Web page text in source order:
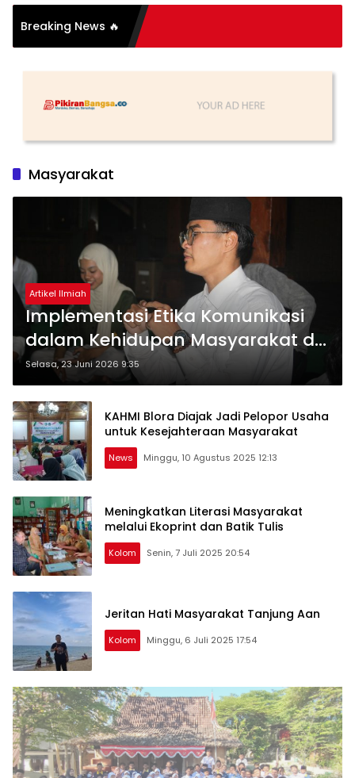
Breaking News 🔥
Masyarakat
Artikel Ilmiah
Implementasi Etika Komunikasi
dalam Kehidupan Masyarakat di
Era Digital
Selasa, 23 Juni 2026 9:35
KAHMI Blora Diajak Jadi Pelopor Usaha
untuk Kesejahteraan Masyarakat
News Minggu, 10 Agustus 2025 12:13
Meningkatkan Literasi Masyarakat
melalui Ekoprint dan Batik Tulis
Kolom Senin, 7 Juli 2025 20:54
Jeritan Hati Masyarakat Tanjung Aan
Kolom Minggu, 6 Juli 2025 17:54